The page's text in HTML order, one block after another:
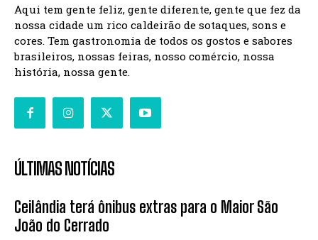
Aqui tem gente feliz, gente diferente, gente que fez da
nossa cidade um rico caldeirão de sotaques, sons e
cores. Tem gastronomia de todos os gostos e sabores
brasileiros, nossas feiras, nosso comércio, nossa
história, nossa gente.
ÚLTIMAS NOTÍCIAS
Ceilândia terá ônibus extras para o Maior São
João do Cerrado